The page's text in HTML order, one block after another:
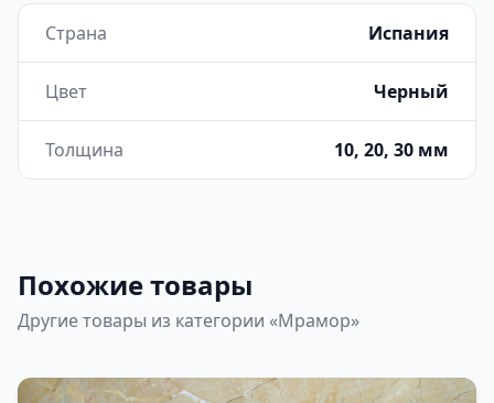
Страна Испания
Цвет Черный
Толщина 10, 20, 30 мм
Похожие товары
Другие товары из категории «Мрамор»